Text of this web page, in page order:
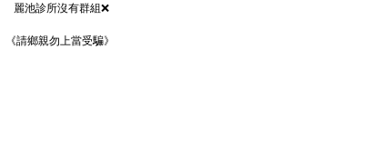
麗池診所沒有群組❌
《請鄉親勿上當受騙》